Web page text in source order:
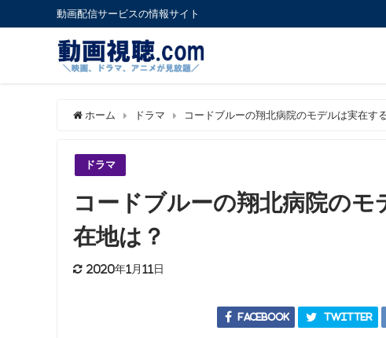
動画配信サービスの情報サイト
ホーム ドラマ コードブルーの翔北病院のモデルは実在す
ドラマ
コードブルーの翔北病院の
在地は？
2020年1月11日
Facebook Twitter